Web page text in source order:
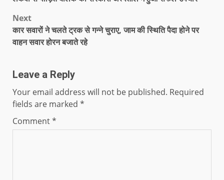
Next
कार सवारों ने चलते ट्रक से गन्ने चुराए, जाम की स्थिति पैदा होने पर
वाहन सवार होरन बजाते रहे
Leave a Reply
Your email address will not be published. Required
fields are marked *
Comment*